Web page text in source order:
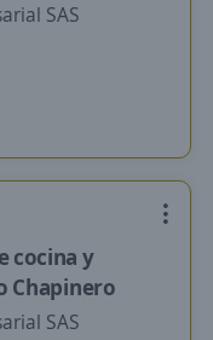
SAS
cocina y
Chapinero
SAS